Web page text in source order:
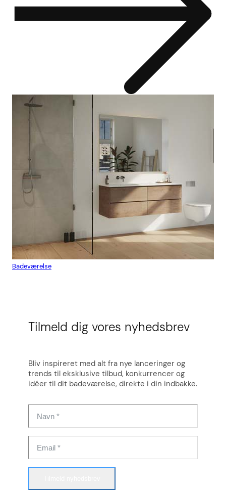
Badeværelse
Tilmeld dig vores nyhedsbrev
Bliv inspireret med alt fra nye lanceringer og
trends til eksklusive tilbud, konkurrencer og
idéer til dit badeværelse, direkte i din indbakke.